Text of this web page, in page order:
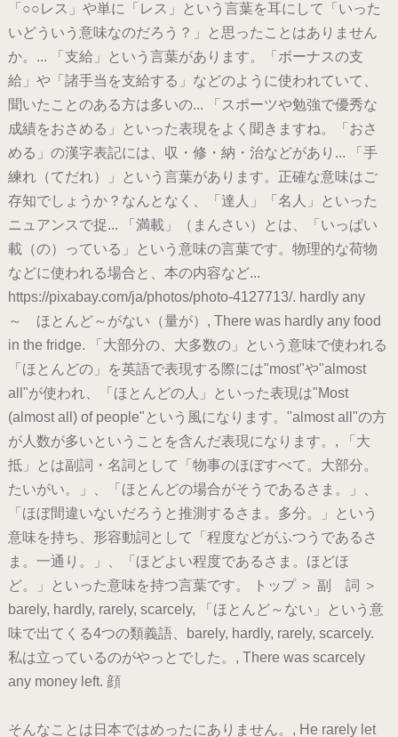
「○○レス」や単に「レス」という言葉を耳にして「いった
いどういう意味なのだろう？」と思ったことはありません
か。... 「支給」という言葉があります。「ボーナスの支
給」や「諸手当を支給する」などのように使われていて、
聞いたことのある方は多いの... 「スポーツや勉強で優秀な
成績をおさめる」といった表現をよく聞きますね。「おさ
める」の漢字表記には、収・修・納・治などがあり... 「手
練れ（てだれ）」という言葉があります。正確な意味はご
存知でしょうか？なんとなく、「達人」「名人」といった
ニュアンスで捉... 「満載」（まんさい）とは、「いっぱい
載（の）っている」という意味の言葉です。物理的な荷物
などに使われる場合と、本の内容など...
https://pixabay.com/ja/photos/photo-4127713/. hardly any
～ ほとんど～がない（量が）, There was hardly any food
in the fridge. 「大部分の、大多数の」という意味で使われる
「ほとんどの」を英語で表現する際には"most"や"almost
all"が使われ、「ほとんどの人」といった表現は"Most
(almost all) of people"という風になります。"almost all"の方
が人数が多いということを含んだ表現になります。, 「大
抵」とは副詞・名詞として「物事のほぼすべて。大部分。
たいがい。」、「ほとんどの場合がそうであるさま。」、
「ほぼ間違いないだろうと推測するさま。多分。」という
意味を持ち、形容動詞として「程度などがふつうであるさ
ま。一通り。」、「ほどよい程度であるさま。ほどほ
ど。」といった意味を持つ言葉です。 トップ ＞ 副 詞 ＞
barely, hardly, rarely, scarcely, 「ほとんど～ない」という意
味で出てくる4つの類義語、barely, hardly, rarely, scarcely.
私は立っているのがやっとでした。, There was scarcely
any money left. 顔
そんなことは日本ではめったにありません。, He rarely let